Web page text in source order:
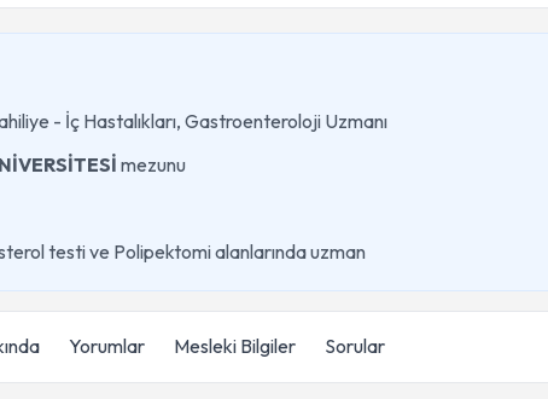
- İç Hastalıkları, Gastroenteroloji Uzmanı
mezunu
testi ve Polipektomi alanlarında uzman
Yorumlar Mesleki Bilgiler Sorular